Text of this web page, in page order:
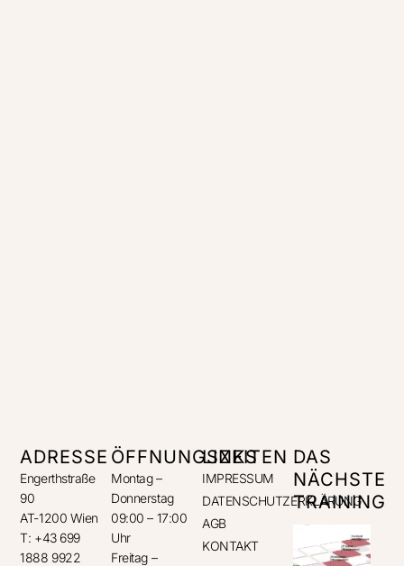
ADRESSE
Engerthstraße
90
AT-1200 Wien
T: +43 699
1888 9922
ÖFFNUNGSZEITEN
Montag –
Donnerstag
09:00 – 17:00
Uhr
Freitag –
LINKS
IMPRESSUM
DATENSCHUTZERKLÄRUNG
AGB
KONTAKT
DAS
NÄCHSTE
TRAINING